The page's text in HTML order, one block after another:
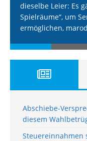
dieselbe Leier: Es
Spielräume“, um
ermöglichen,
Abschiebe-
diesem
Steuereinnahmen